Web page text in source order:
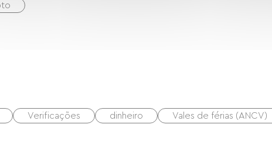
Verificações dinheiro Vales de férias (ANCV)